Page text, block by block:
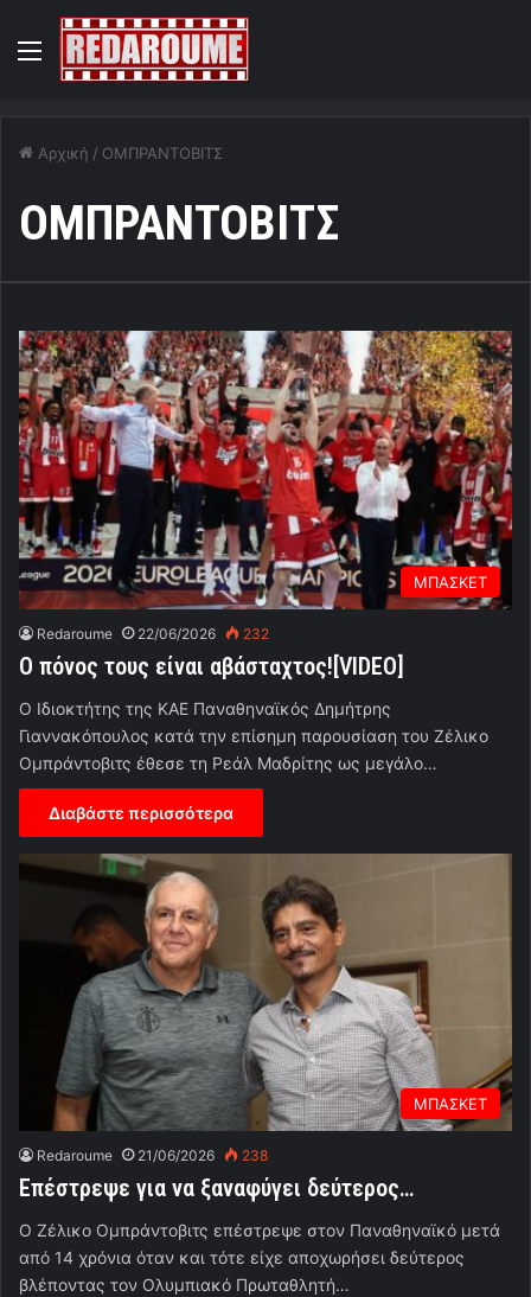
Menu
Αρχική / ΟΜΠΡΑΝΤΟΒΙΤΣ
ΟΜΠΡΑΝΤΟΒΙΤΣ
ΜΠΑΣΚΕΤ
Redaroume 22/06/2026 232
Ο πόνος τους είναι αβάσταχτος![VIDEO]
Ο Ιδιοκτήτης της ΚΑΕ Παναθηναϊκός Δημήτρης
Γιαννακόπουλος κατά την επίσημη παρουσίαση του Ζέλικο
Ομπράντοβιτς έθεσε τη Ρεάλ Μαδρίτης ως μεγάλο…
Διαβάστε περισσότερα
ΜΠΑΣΚΕΤ
Redaroume 21/06/2026 238
Επέστρεψε για να ξαναφύγει δεύτερος…
Ο Ζέλικο Ομπράντοβιτς επέστρεψε στον Παναθηναϊκό μετά
από 14 χρόνια όταν και τότε είχε αποχωρήσει δεύτερος
βλέποντας τον Ολυμπιακό Πρωταθλητή…